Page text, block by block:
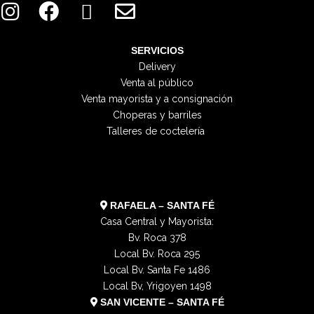
n
a
-
t
n
e
l
o
p
e
SERVICIOS
Delivery
Venta al público
Venta mayorista y a consignación
Choperas y barriles
Talleres de coctelería
RAFAELA – SANTA FÉ
Casa Central y Mayorista:
Bv. Roca 378
Local Bv. Roca 295
Local Bv. Santa Fe 1486
Local Bv, Yrigoyen 1498
SAN VICENTE – SANTA FÉ